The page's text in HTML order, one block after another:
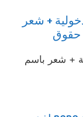
+ شعر
حقوق
+ شعر باسم